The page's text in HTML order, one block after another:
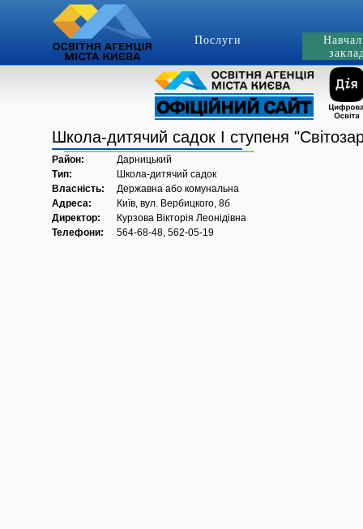
Послуги
Школа-дитячий садок І ступеня
Район:
Дарницький
Тип:
Школа-дитячий садок
Власність:
Державна або комунальна
Адреса:
Київ, вул. Вербицкого, 8б
Директор:
Курзова Вікторія Леонідівна
Телефони:
564-68-48, 562-05-19